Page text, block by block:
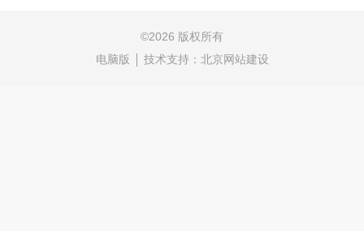
©2026 版权所有
电脑版
技术支持： 北京网站建设